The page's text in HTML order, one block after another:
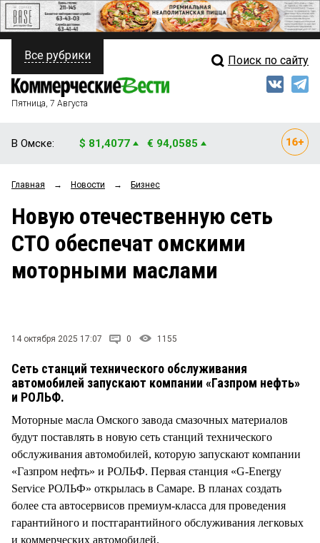
ПОЛИТИКА
ФИНАНСЫ
ОБЩЕСТВО
ЗАКОН
Свежий выпуск
Рейтинги
Блоги
Архив
Все рубрики Поиск по сайту
Пятница, 7 Августа
В Омске: $ 81,4077 € 94,0585
Главная → Новости → Бизнес
Новую отечественную сеть
СТО обеспечат омскими
моторными маслами
14 октября 2025 17:07 0 1155
Cеть станций технического обслуживания
автомобилей запускают компании «Газпром нефть»
и РОЛЬФ.
Моторные масла Омского завода смазочных материалов
будут поставлять в новую сеть станций технического
обслуживания автомобилей, которую запускают компании
«Газпром нефть» и РОЛЬФ. Первая станция «G-Energy
Service РОЛЬФ» открылась в Самаре. В планах создать
более ста автосервисов премиум-класса для проведения
гарантийного и постгарантийного обслуживания легковых
и коммерческих автомобилей.